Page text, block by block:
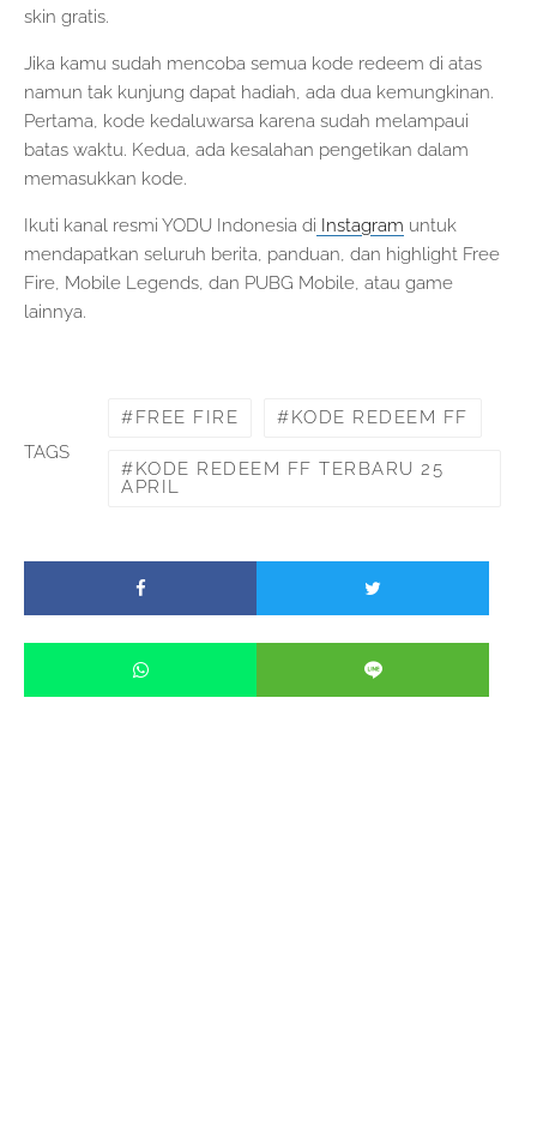
skin gratis.
Jika kamu sudah mencoba semua kode redeem di atas
namun tak kunjung dapat hadiah, ada dua kemungkinan.
Pertama, kode kedaluwarsa karena sudah melampaui
batas waktu. Kedua, ada kesalahan pengetikan dalam
memasukkan kode.
Ikuti kanal resmi YODU Indonesia di Instagram untuk
mendapatkan seluruh berita, panduan, dan highlight Free
Fire, Mobile Legends, dan PUBG Mobile, atau game
lainnya.
TAGS
FREE FIRE KODE REDEEM FF
KODE REDEEM FF TERBARU 25
APRIL